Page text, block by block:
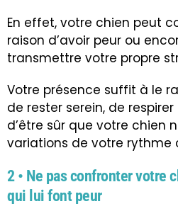
En effet, votre chien peut
raison d’avoir peur ou
transmettre votre propre
Votre présence suffit à le
de rester serein, de
d’être sûr que votre chien
variations de votre rythme
2 • Ne pas confronter votre
qui lui font peur